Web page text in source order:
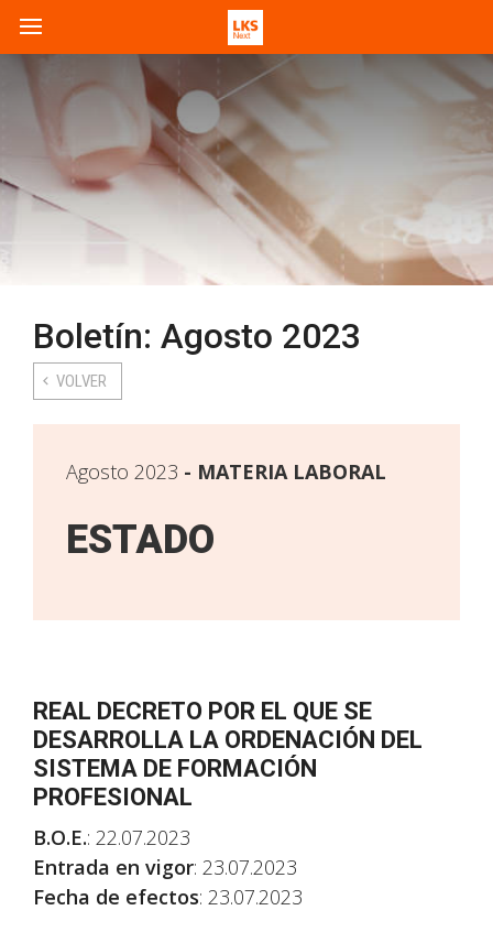
Boletín: Agosto 2023
VOLVER
Agosto 2023 MATERIA LABORAL
ESTADO
REAL DECRETO POR EL QUE SE
DESARROLLA LA ORDENACIÓN DEL
SISTEMA DE FORMACIÓN
PROFESIONAL
B.O.E.: 22.07.2023
Entrada en vigor: 23.07.2023
Fecha de efectos: 23.07.2023